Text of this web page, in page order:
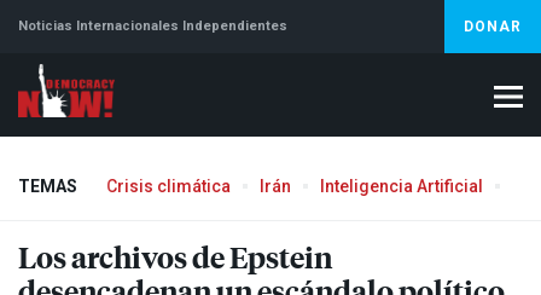
Noticias Internacionales Independientes DONAR
TEMAS Crisis climática Irán Inteligencia Artificial
Los archivos de Epstein